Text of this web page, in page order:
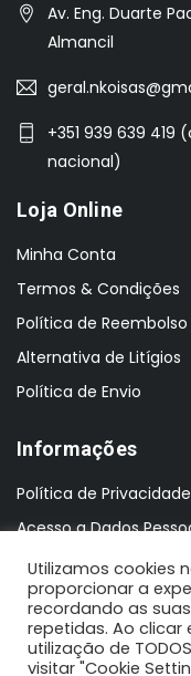
Av. Eng. Duarte
Almancil
+351 939 639
nacional)
Loja Online
Minha Conta
Termos & Condições
Política de Reembolso
Alternativa de Litígios
Política de Envio
Informações
Política de Privacidade
Acesso a Dados
Utilizamos cookies
proporcionar a
recordando as
repetidas. Ao clicar
utilização de
visitar "Cookie